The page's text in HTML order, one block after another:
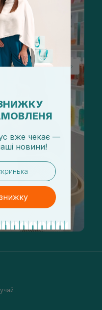
вже чекає —
новини!